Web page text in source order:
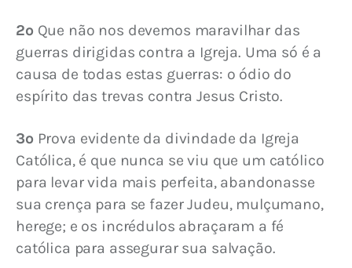
2º Que não nos devemos maravilhar das
guerras dirigidas contra a Igreja. Uma só é a
causa de todas estas guerras: o ódio do
espírito das trevas contra Jesus Cristo.
3º Prova evidente da divindade da Igreja
Católica, é que nunca se viu que um católico
para levar vida mais perfeita, abandonasse
sua crença para se fazer Judeu, mulçumano,
herege; e os incrédulos abraçaram a fé
católica para assegurar sua salvação.